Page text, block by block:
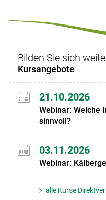
Bilden Sie sich
Kursangebote
21.10.2026
Webinar: Welche
sinnvoll?
03.11.2026
Webinar:
alle Kurse